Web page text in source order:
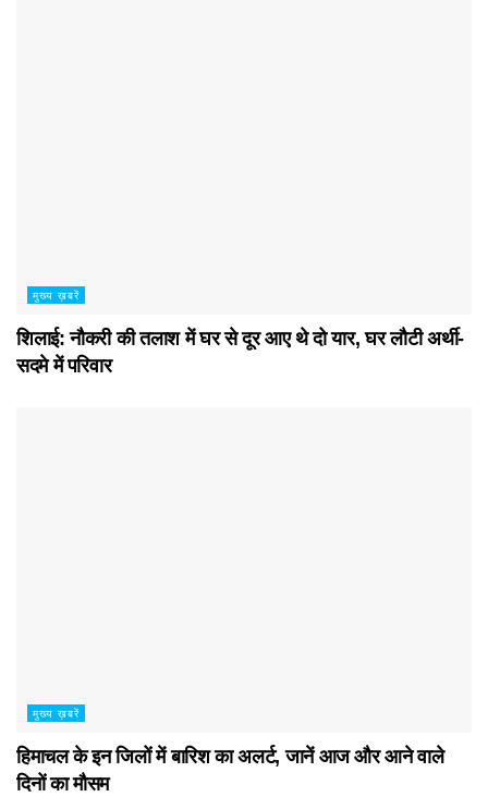
मुख्य ख़बरें
शिलाई: नौकरी की तलाश में घर से दूर आए थे दो यार, घर लौटी अर्थी-
सदमे में परिवार
मुख्य ख़बरें
हिमाचल के इन जिलों में बारिश का अलर्ट, जानें आज और आने वाले
दिनों का मौसम